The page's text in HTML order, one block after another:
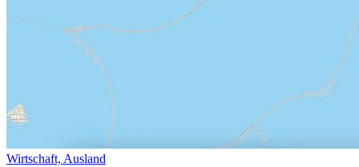
Wirtschaft, Ausland